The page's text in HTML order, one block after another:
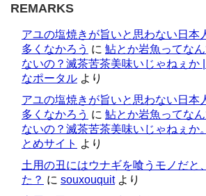
REMARKS
アユの塩焼きが旨いと思わない日本
多くなかろう に 鮎とか岩魚ってな
ないの？滅茶苦茶美味いじゃねぇか
なポータル より
アユの塩焼きが旨いと思わない日本
多くなかろう に 鮎とか岩魚ってな
ないの？滅茶苦茶美味いじゃねぇか
とめサイト より
土用の丑にはウナギを喰うモノだと
た？ に souxouquitより